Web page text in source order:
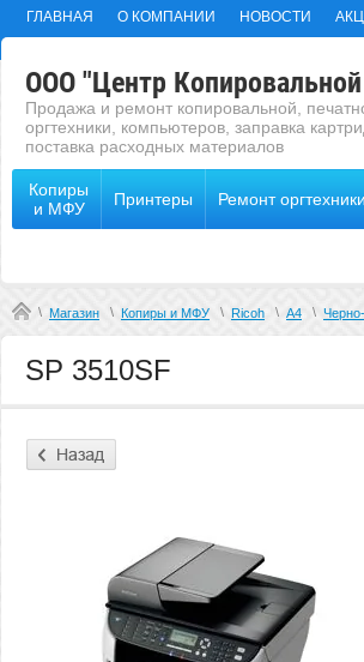
ГЛАВНАЯ О КОМПАНИИ НОВОСТИ
ООО "Центр
Продажа и ремонт копировальной,
оргтехники, компьютеров, заправка
поставка расходных материалов
Копиры
и МФУ
Принтеры Ремонт оргтехники
\ Магазин \ Копиры и МФУ \ Ricoh \ А4 \
SP 3510SF